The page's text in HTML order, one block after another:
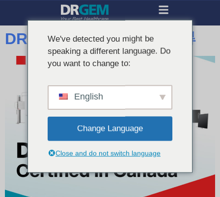
DRGEM カナダで認証取得
We've detected you might be
speaking a different language. Do
you want to change to:
English
Change Language
Close and do not switch language